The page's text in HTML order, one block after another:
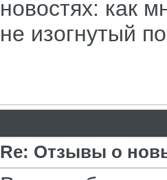
новостях: как
не изогнутый
Re: Отзывы о